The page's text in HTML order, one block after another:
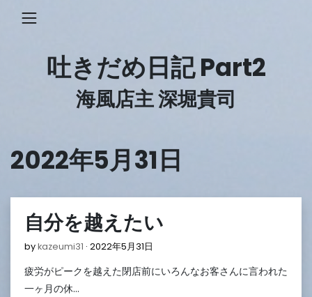
吐きだめ日記 Part2
海風店主 深堀貴司
2022年5月31日
自分を越えたい
bykazeumi31 2022年5月31日
5
疲労がピークを越えた閉店前にいろんなお客さんに言われた
一ヶ月の休…